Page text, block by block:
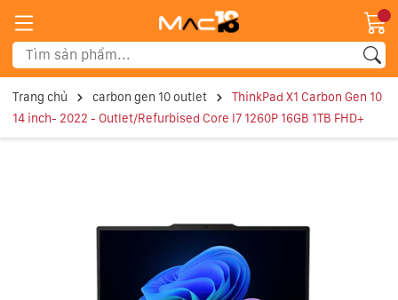
Trang chủ carbon gen 10 outlet
ThinkPad X1 Carbon Gen 10
14 inch- 2022 - Outlet/Refurbised Core I7 1260P 16GB 1TB FHD+